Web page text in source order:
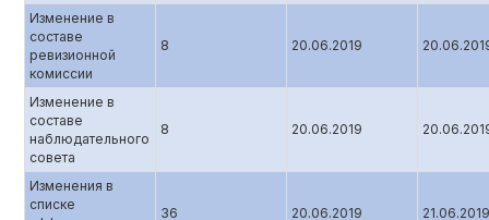
Изменение в
составе
ревизионной
комиссии
8 20.06.2019
Изменение в
составе
наблюдательного
совета
8 20.06.2019
Изменения в
списке
36 20.06.2019 21.06.2019